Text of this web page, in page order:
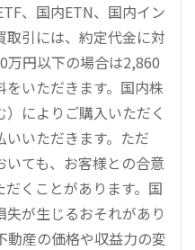
、国内ETN、国内イン
取引には、約定代金に対
万円以下の場合は2,860
いただきます。国内株
によりご購入いただく
いただきます。ただ
いても、お客様との合意
くことがあります。国
が生じるおそれがあり
動産の価格や収益力の変